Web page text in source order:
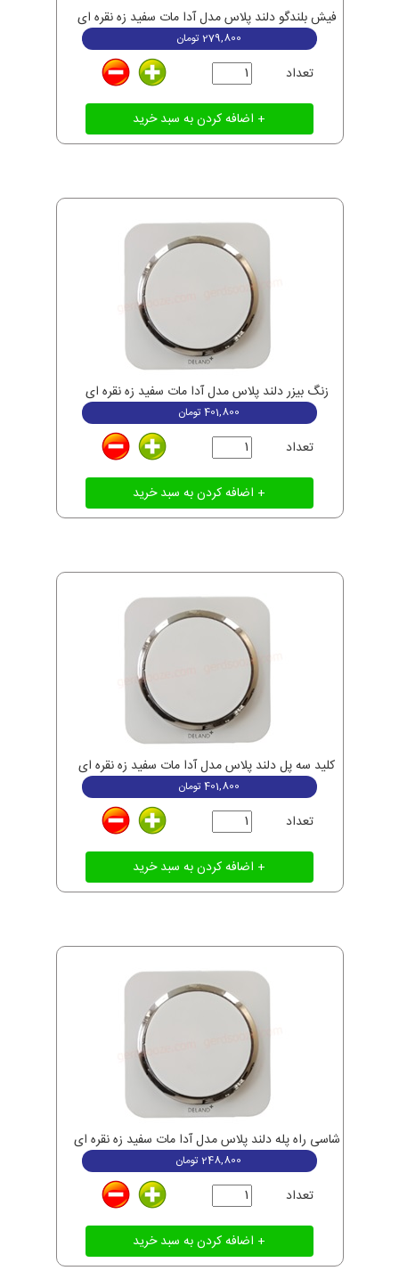
فیش بلندگو دلند پلاس مدل آدا مات سفید زه نقره ای
279,800 تومان
تعداد
زنگ بیزر دلند پلاس مدل آدا مات سفید زه نقره ای
401,800 تومان
تعداد
کلید سه پل دلند پلاس مدل آدا مات سفید زه نقره ای
401,800 تومان
تعداد
شاسی راه پله دلند پلاس مدل آدا مات سفید زه نقره ای
248,800 تومان
تعداد